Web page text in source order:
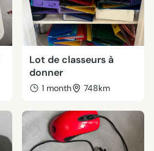
Lot de classeurs à
donner
1 month 748km